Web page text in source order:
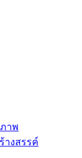
าพ
างสรรค์